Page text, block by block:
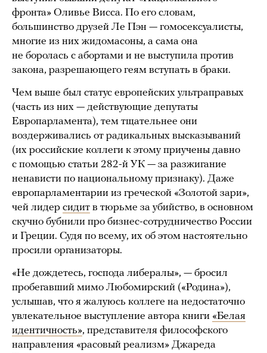
фронта» Оливье Висса. По его словам,
большинство друзей Ле Пэн — гомосексуалисты,
многие из них жидомасоны, а сама она
не боролась с абортами и не выступила против
закона, разрешающего геям вступать в браки.
Чем выше был статус европейских ультраправых
(часть из них — действующие депутаты
Европарламента), тем тщательнее они
воздерживались от радикальных высказываний
(их российские коллеги к этому приучены давно
с помощью статьи 282-й УК — за разжигание
ненависти по национальному признаку). Даже
европарламентарии из греческой «Золотой зари»,
чей лидер сидит в тюрьме за убийство, в основном
скучно бубнили про бизнес-сотрудничество России
и Греции. Судя по всему, их об этом настоятельно
просили организаторы.
«Не дождетесь, господа либералы», — бросил
пробегавший мимо Любомирский («Родина»),
услышав, что я жалуюсь коллеге на недостаточно
увлекательное выступление автора книги «Белая
идентичность», представителя философского
направления «расовый реализм» Джареда